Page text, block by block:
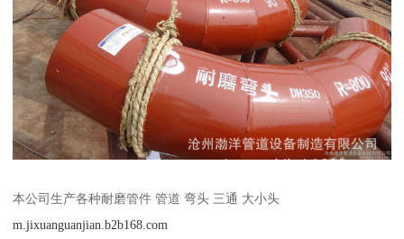
本公司生产各种耐磨管件 管道 弯头 三通 大小头
m.jixuanguanjian.b2b168.com